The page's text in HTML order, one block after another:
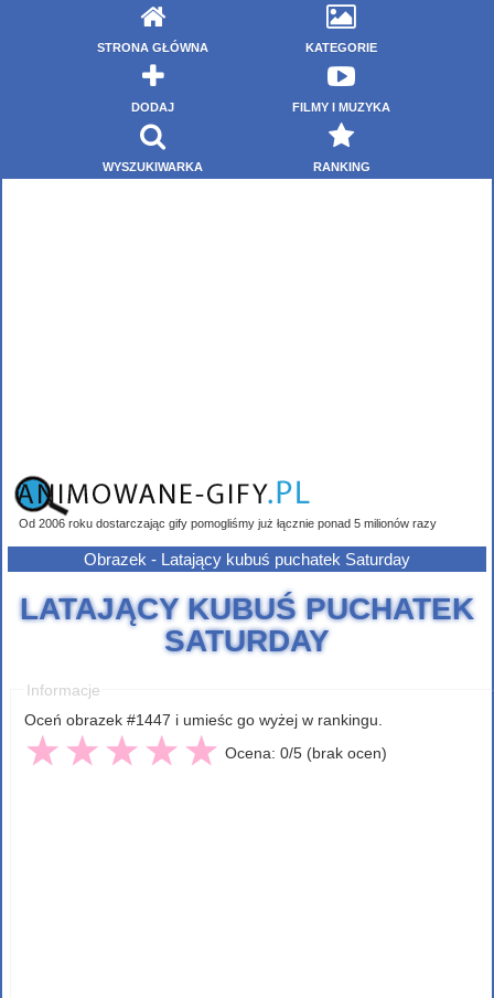
STRONA GŁÓWNA KATEGORIE
DODAJ FILMY I MUZYKA
WYSZUKIWARKA RANKING
Od 2006 roku dostarczając gify pomogliśmy już łącznie ponad 5 milionów razy
Obrazek - Latający kubuś puchatek Saturday
LATAJĄCY KUBUŚ PUCHATEK
SATURDAY
Informacje
Oceń obrazek #1447 i umieśc go wyżej w rankingu.
Ocena: 0/5 (brak ocen)